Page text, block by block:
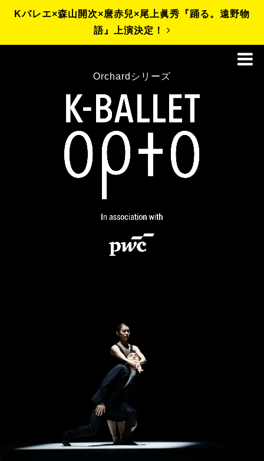
Kバレエ×森山開次×麿赤兒×尾上眞秀『踊る。遠野物
語』上演決定！
Orchardシリーズ